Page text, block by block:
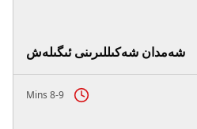
شەمدان شەكىللىرىنى ئىگىلەش
8-9 Mins